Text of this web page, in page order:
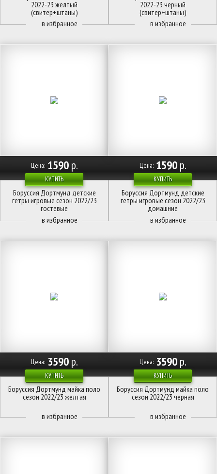
2022-23 желтый
(свитер+штаны)
2022-23 черный
(свитер+штаны)
КУПИТЬ
Цена: 1590р.
Боруссия Дортмунд детские
гетры игровые сезон 2022/23
гостевые
КУПИТЬ
Цена: 1590р.
Боруссия Дортмунд детские
гетры игровые сезон 2022/23
домашние
КУПИТЬ
Цена: 3590р.
Боруссия Дортмунд майка поло
сезон 2022/23 желтая
КУПИТЬ
Цена: 3590р.
Боруссия Дортмунд майка поло
сезон 2022/23 черная